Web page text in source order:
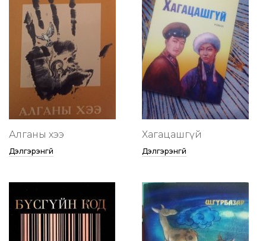
Алганы хээ
Дэлгэрэнгүй
Хагацашгүй
Дэлгэрэнгүй